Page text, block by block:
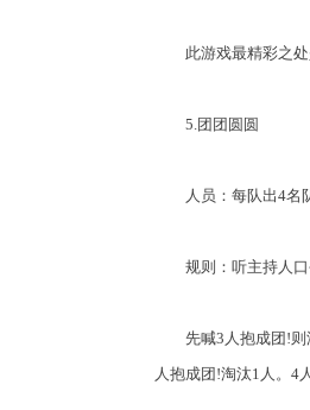
此游戏最精彩之处
5.团团圆圆
人员：每队出4名队
规则：听主持人口
先喊3人抱成团!则淘
人抱成团!淘汰1人。4